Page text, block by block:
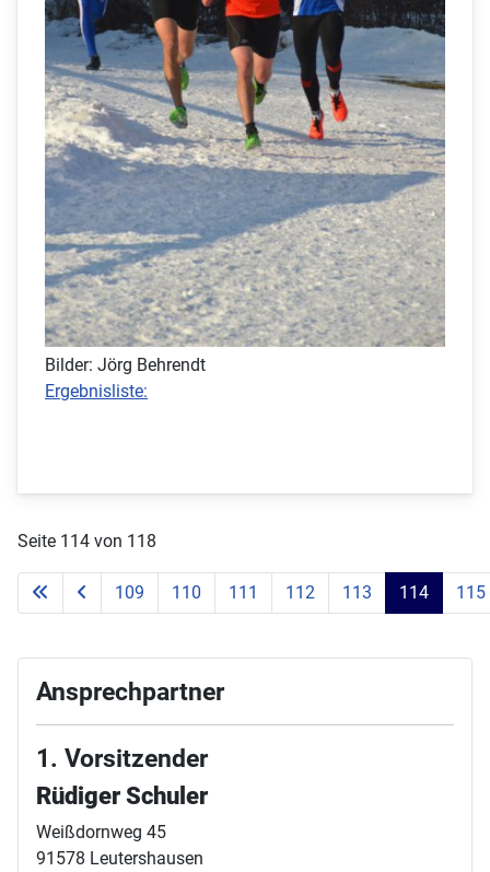
Bilder: Jörg Behrendt
Ergebnisliste:
Seite 114 von 118
109 110 111 112 113 114 115
Ansprechpartner
1. Vorsitzender
Rüdiger Schuler
Weißdornweg 45
91578 Leutershausen